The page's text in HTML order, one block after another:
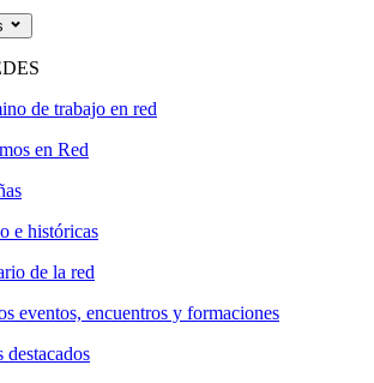
de trabajo en red
en Red
e históricas
de la red
eventos, encuentros y formaciones
destacados